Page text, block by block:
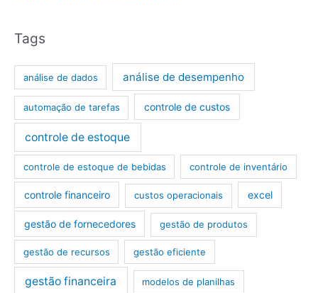
Tags
análise de dados análise de desempenho
automação de tarefas controle de custos
controle de estoque
controle de estoque de bebidas controle de inventário
controle financeiro custos operacionais excel
gestão de fornecedores gestão de produtos
gestão de recursos gestão eficiente
gestão financeira modelos de planilhas